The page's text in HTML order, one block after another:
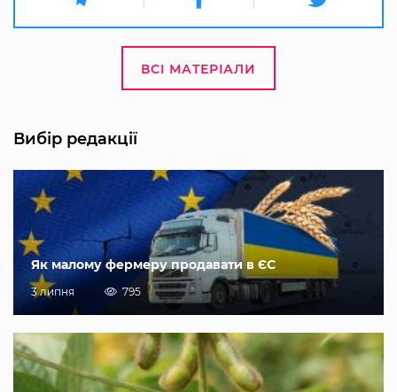
ВСІ МАТЕРІАЛИ
Вибір редакції
Як малому фермеру продавати в ЄС
3 липня 795